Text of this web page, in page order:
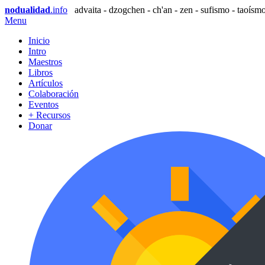
nodualidad.info
advaita - dzogchen - ch'an - zen - sufismo -
Menu
Inicio
Intro
Maestros
Libros
Artículos
Colaboración
Eventos
+ Recursos
Donar